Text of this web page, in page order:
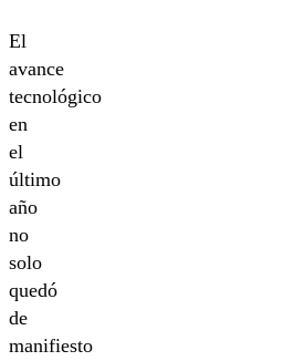
El
avance
tecnológico
en
el
último
año
no
solo
quedó
de
manifiesto